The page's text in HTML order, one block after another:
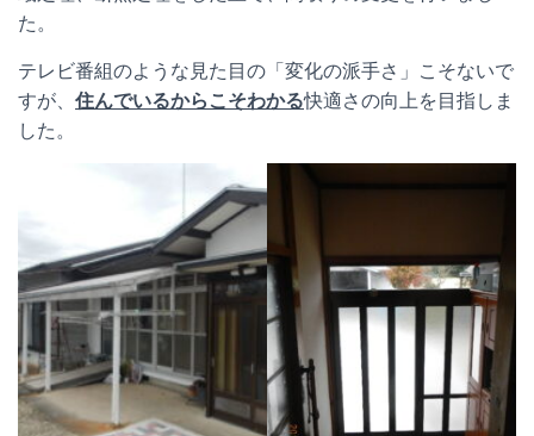
た。
テレビ番組のような見た目の「変化の派手さ」こそないで
すが、 住んでいるからこそわかる快適さの向上を目指しま
した。